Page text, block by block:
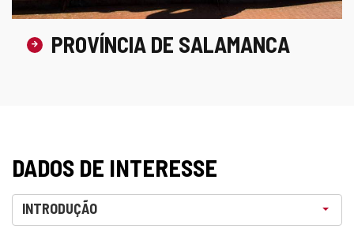
PROVÍNCIA DE SALAMANCA
DADOS DE INTERESSE
Selecione uma opção. Atualmente está selecionado
INTRODUÇÃO